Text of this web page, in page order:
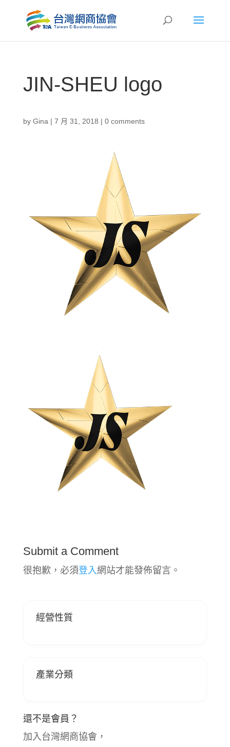
JIN-SHEU logo
by Gina | 7 月 31, 2018 | 0 comments
Submit a Comment
很抱歉，必須登入網站才能發佈留言。
經營性質
產業分類
還不是會員？
加入台灣網商協會，